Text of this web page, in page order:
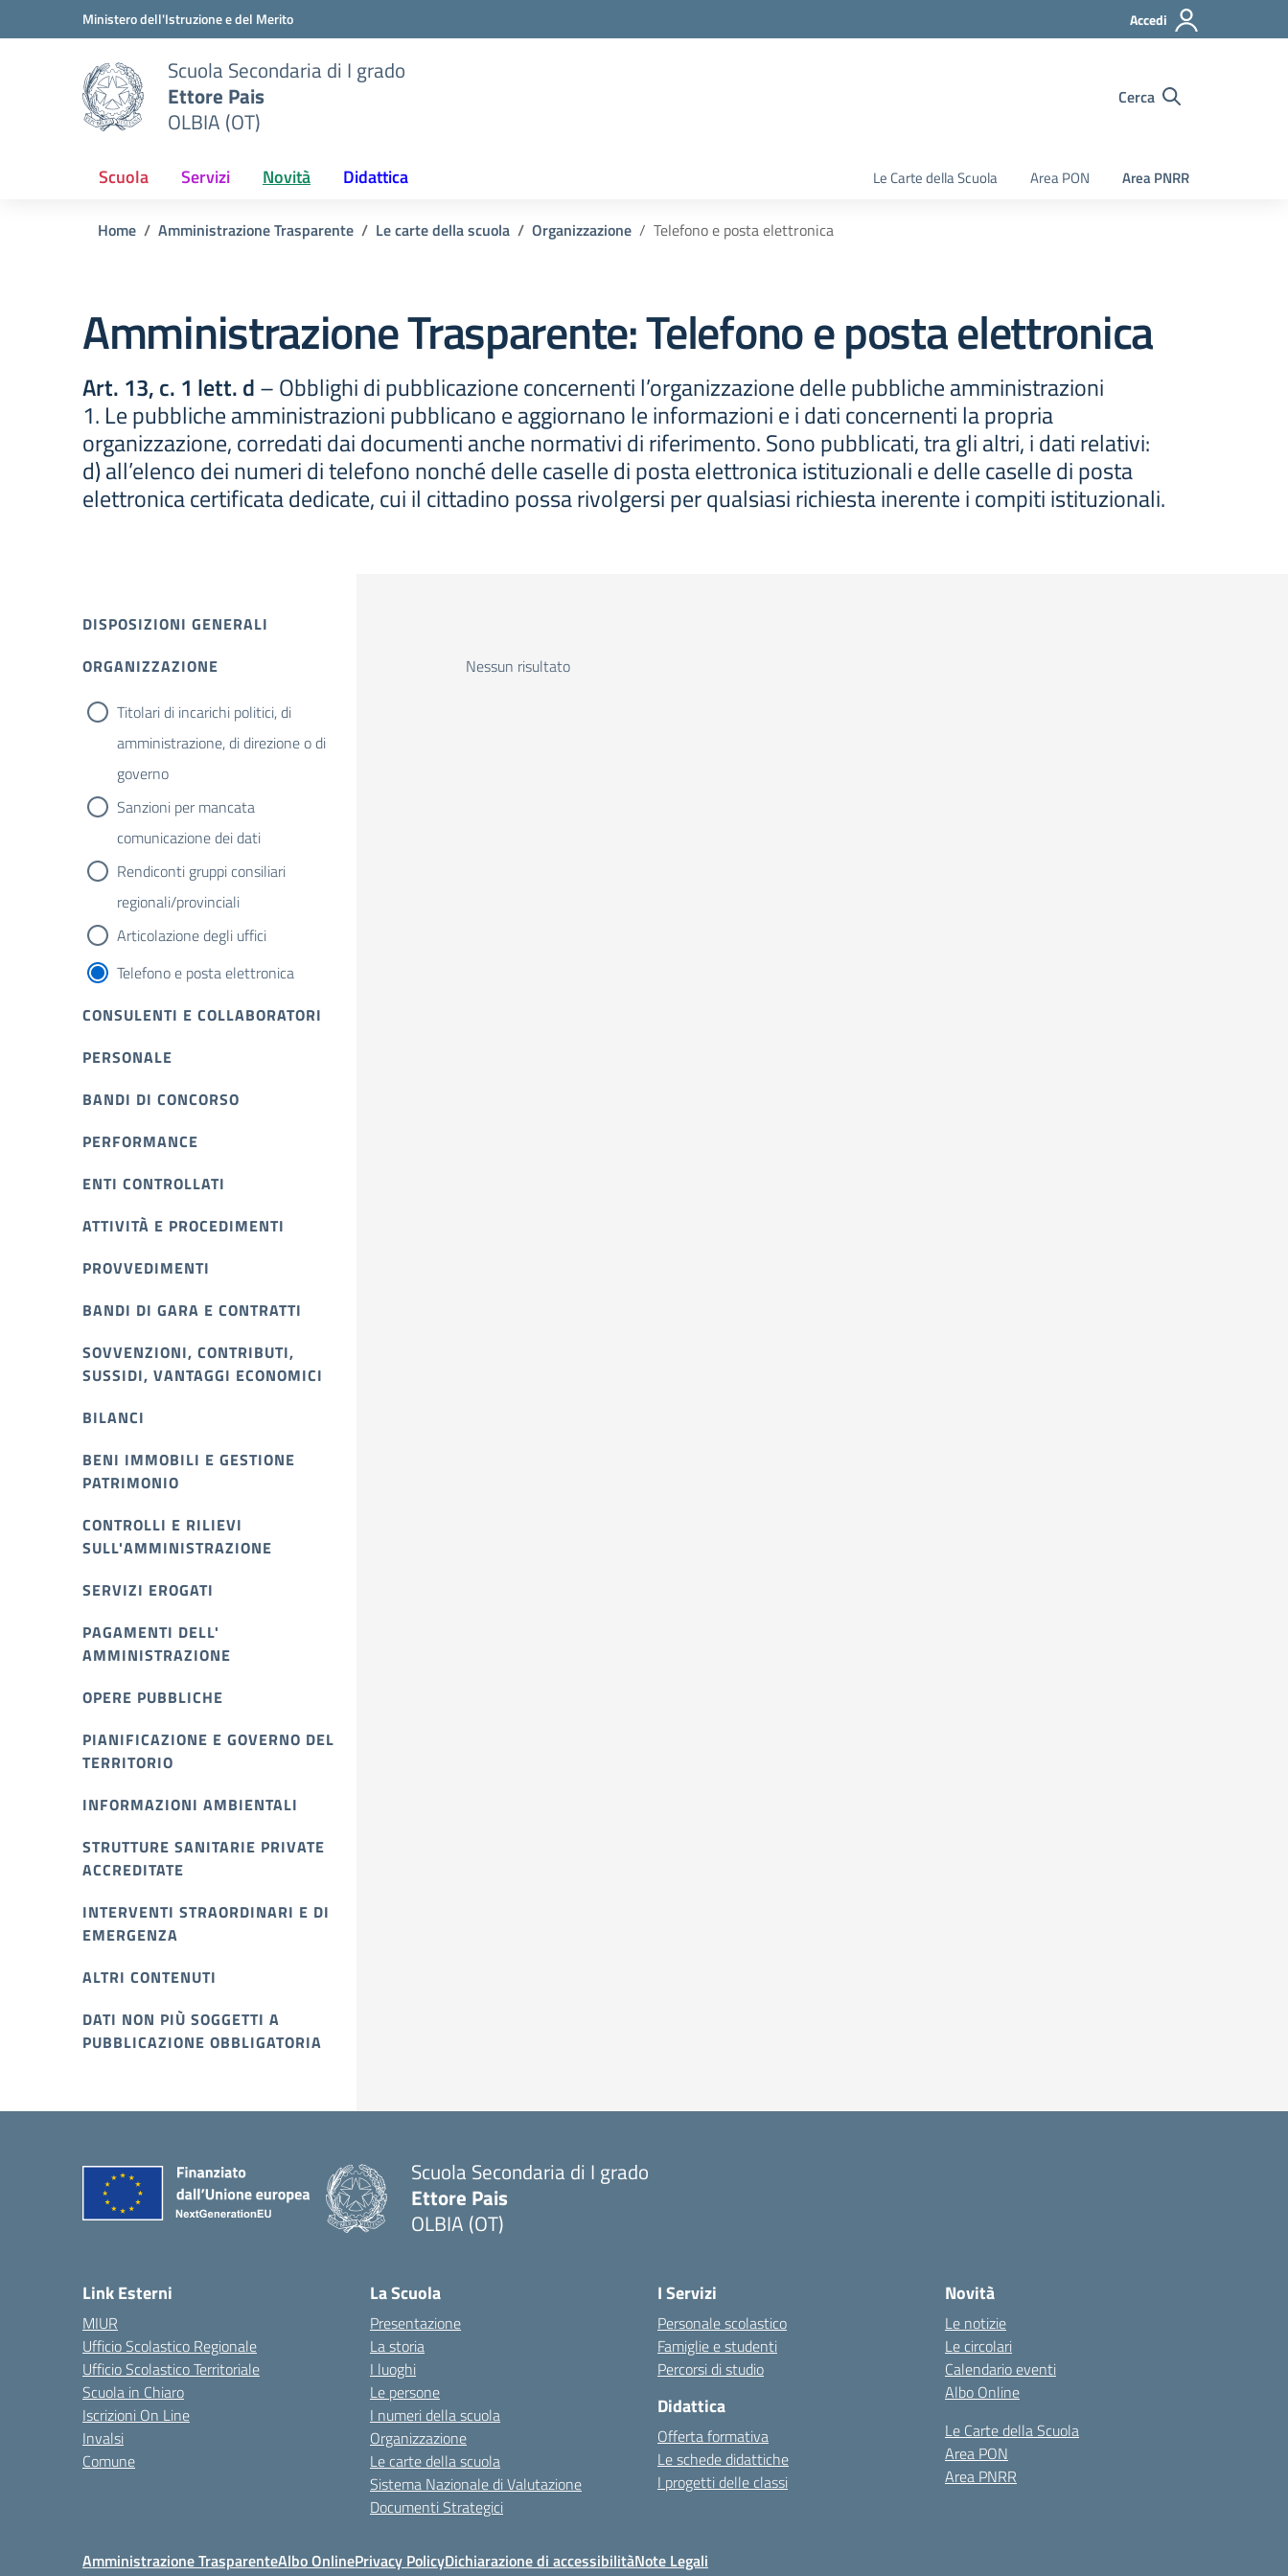
Vai ai contenuti
Vai al menu di navigazioneMinistero dell'Istruzione e del Merito Accedi
Scuola Secondaria di I grado
Ettore Pais
OLBIA (OT)
Cerca
Scuola Servizi Novità Didattica Le Carte della Scuola Area PON Area PNRR
Home Amministrazione Trasparente Le carte della scuola Organizzazione Telefono e posta elettronica
Amministrazione Trasparente:Telefono e posta elettronica
Art. 13, c. 1 lett. d– Obblighi di pubblicazione concernenti l’organizzazione delle pubbliche amministrazioni
1. Le pubbliche amministrazioni pubblicano e aggiornano le informazioni e i dati concernenti la propria
organizzazione, corredati dai documenti anche normativi di riferimento. Sono pubblicati, tra gli altri, i dati relativi:
d) all’elenco dei numeri di telefono nonché delle caselle di posta elettronica istituzionali e delle caselle di posta
elettronica certificata dedicate, cui il cittadino possa rivolgersi per qualsiasi richiesta inerente i compiti istituzionali.
DISPOSIZIONI GENERALI
ORGANIZZAZIONE
Titolari di incarichi politici, di
amministrazione, di direzione o di
governo
Sanzioni per mancata
comunicazione dei dati
Rendiconti gruppi consiliari
regionali/provinciali
Articolazione degli uffici
Telefono e posta elettronica
CONSULENTI E COLLABORATORI
PERSONALE
BANDI DI CONCORSO
PERFORMANCE
ENTI CONTROLLATI
ATTIVITÀ E PROCEDIMENTI
PROVVEDIMENTI
BANDI DI GARA E CONTRATTI
SOVVENZIONI, CONTRIBUTI,
SUSSIDI, VANTAGGI ECONOMICI
BILANCI
BENI IMMOBILI E GESTIONE
PATRIMONIO
CONTROLLI E RILIEVI
SULL'AMMINISTRAZIONE
SERVIZI EROGATI
PAGAMENTI DELL'
AMMINISTRAZIONE
OPERE PUBBLICHE
PIANIFICAZIONE E GOVERNO DEL
TERRITORIO
INFORMAZIONI AMBIENTALI
STRUTTURE SANITARIE PRIVATE
ACCREDITATE
INTERVENTI STRAORDINARI E DI
EMERGENZA
ALTRI CONTENUTI
DATI NON PIÙ SOGGETTI A
PUBBLICAZIONE OBBLIGATORIA
Nessun risultato
Scuola Secondaria di I grado
Ettore Pais
OLBIA (OT)
Link Esterni
MIUR
Ufficio Scolastico Regionale
Ufficio Scolastico Territoriale
Scuola in Chiaro
Iscrizioni On Line
Invalsi
Comune
La Scuola
Presentazione
La storia
I luoghi
Le persone
I numeri della scuola
Organizzazione
Le carte della scuola
Sistema Nazionale di Valutazione
Documenti Strategici
I Servizi
Personale scolastico
Famiglie e studenti
Percorsi di studio
Didattica
Offerta formativa
Le schede didattiche
I progetti delle classi
Novità
Le notizie
Le circolari
Calendario eventi
Albo Online
Le Carte della Scuola
Area PON
Area PNRR
Amministrazione TrasparenteAlbo OnlinePrivacy PolicyDichiarazione di accessibilitàNote Legali